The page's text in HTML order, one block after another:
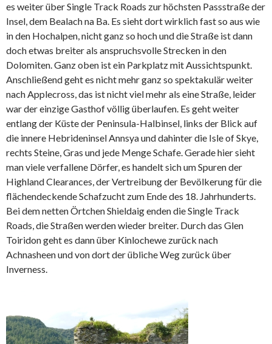
es weiter über Single Track Roads zur höchsten Passstraße der
Insel, dem Bealach na Ba. Es sieht dort wirklich fast so aus wie
in den Hochalpen, nicht ganz so hoch und die Straße ist dann
doch etwas breiter als anspruchsvolle Strecken in den
Dolomiten. Ganz oben ist ein Parkplatz mit Aussichtspunkt.
Anschließend geht es nicht mehr ganz so spektakulär weiter
nach Applecross, das ist nicht viel mehr als eine Straße, leider
war der einzige Gasthof völlig überlaufen. Es geht weiter
entlang der Küste der Peninsula-Halbinsel, links der Blick auf
die innere Hebrideninsel Annsya und dahinter die Isle of Skye,
rechts Steine, Gras und jede Menge Schafe. Gerade hier sieht
man viele verfallene Dörfer, es handelt sich um Spuren der
Highland Clearances, der Vertreibung der Bevölkerung für die
flächendeckende Schafzucht zum Ende des 18. Jahrhunderts.
Bei dem netten Örtchen Shieldaig enden die Single Track
Roads, die Straßen werden wieder breiter. Durch das Glen
Toiridon geht es dann über Kinlochewe zurück nach
Achnasheen und von dort der übliche Weg zurück über
Inverness.